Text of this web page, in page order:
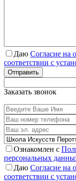
Даю Согласие на
соответствии с
Отправить
Заказать звонок
Ознакомлен с
персональных
Даю Согласие на
соответствии с